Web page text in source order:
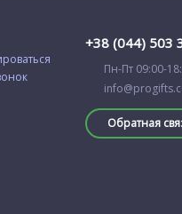
+38 (044) 503
Пн-Пт 09:00-
Обратная